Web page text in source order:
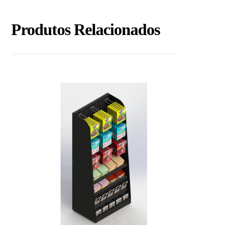
Produtos Relacionados